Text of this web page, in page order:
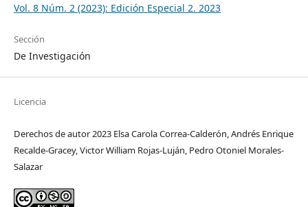
Vol. 8 Núm. 2 (2023): Edición Especial 2. 2023
Sección
De Investigación
Licencia
Derechos de autor 2023 Elsa Carola Correa-Calderón, Andrés Enrique
Recalde-Gracey, Victor William Rojas-Luján, Pedro Otoniel Morales-
Salazar